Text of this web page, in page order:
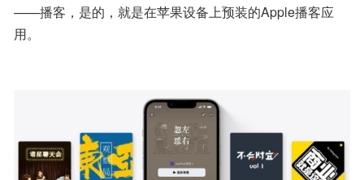
——播客，是的，就是在苹果设备上预装的Apple播客应
用。